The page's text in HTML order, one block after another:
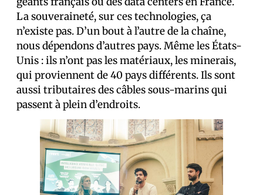
La souveraineté, sur ces technologies, ça
n’existe pas. D’un bout à l’autre de la chaîne,
nous dépendons d’autres pays. Même les États-
Unis : ils n’ont pas les matériaux, les minerais,
qui proviennent de 40 pays différents. Ils sont
aussi tributaires des câbles sous-marins qui
passent à plein d’endroits.